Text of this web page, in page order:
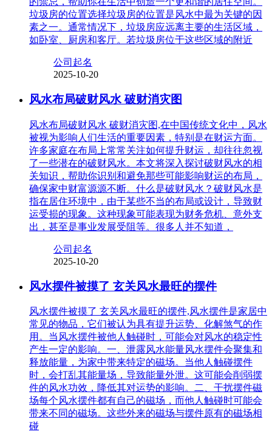
垃圾房的位置选择垃圾房的位置是风水中最为关键的因
素之一。通常情况下，垃圾房应远离主要的生活区域，
如卧室、厨房和客厅。若垃圾房位于这些区域的附近
公司起名
2025-10-20
风水布局破财风水 破财消灾图
风水布局破财风水 破财消灾图,在中国传统文化中，风水
被视为影响人们生活的重要因素，特别是在财运方面。
许多家庭在布局上常常关注如何提升财运，却往往忽视
了一些潜在的破财风水。本文将深入探讨破财风水的相
关知识，帮助你识别和避免那些可能影响财运的布局，
确保家中财富源源不断。什么是破财风水？破财风水是
指在居住环境中，由于某些不当的布局或设计，导致财
运受损的现象。这种现象可能表现为财务危机、意外支
出，甚至是事业发展受阻等。很多人并不知道，
公司起名
2025-10-20
风水摆件被摸了 玄关风水最旺的摆件
风水摆件被摸了 玄关风水最旺的摆件,风水摆件是家居中
常见的物品，它们被认为具有提升运势、化解煞气的作
用。当风水摆件被他人触碰时，可能会对风水的稳定性
产生一定的影响。一、泄露风水能量风水摆件会聚集和
释放能量，为家中带来特定的磁场。当他人触碰摆件
时，会打乱其能量场，导致能量外泄。这可能会削弱摆
件的风水功效，降低其对运势的影响。二、干扰摆件磁
场每个风水摆件都有自己的磁场，而他人触碰时可能会
带来不同的磁场。这些外来的磁场与摆件原有的磁场相
碰